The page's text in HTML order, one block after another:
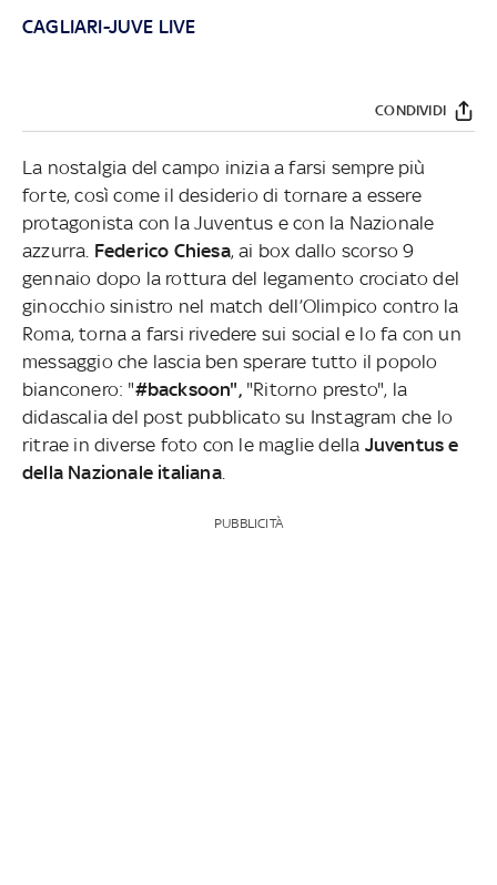
CAGLIARI-JUVE LIVE
CONDIVIDI
La nostalgia del campo inizia a farsi sempre più
forte, così come il desiderio di tornare a essere
protagonista con la Juventus e con la Nazionale
azzurra. Federico Chiesa, ai box dallo scorso 9
gennaio dopo la rottura del legamento crociato del
ginocchio sinistro nel match dell’Olimpico contro la
Roma, torna a farsi rivedere sui social e lo fa con un
messaggio che lascia ben sperare tutto il popolo
bianconero: "#backsoon","Ritorno presto", la
didascalia del post pubblicato su Instagram che lo
ritrae in diverse foto con le maglie della Juventus e
della Nazionale italiana.
PUBBLICITÀ